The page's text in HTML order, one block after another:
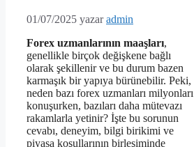
01/07/2025 yazaradmin
Forex uzmanlarının maaşları,
genellikle birçok değişkene bağlı
olarak şekillenir ve bu durum bazen
karmaşık bir yapıya bürünebilir. Peki,
neden bazı forex uzmanları milyonları
konuşurken, bazıları daha mütevazı
rakamlarla yetinir? İşte bu sorunun
cevabı, deneyim, bilgi birikimi ve
piyasa koşullarının birleşiminde